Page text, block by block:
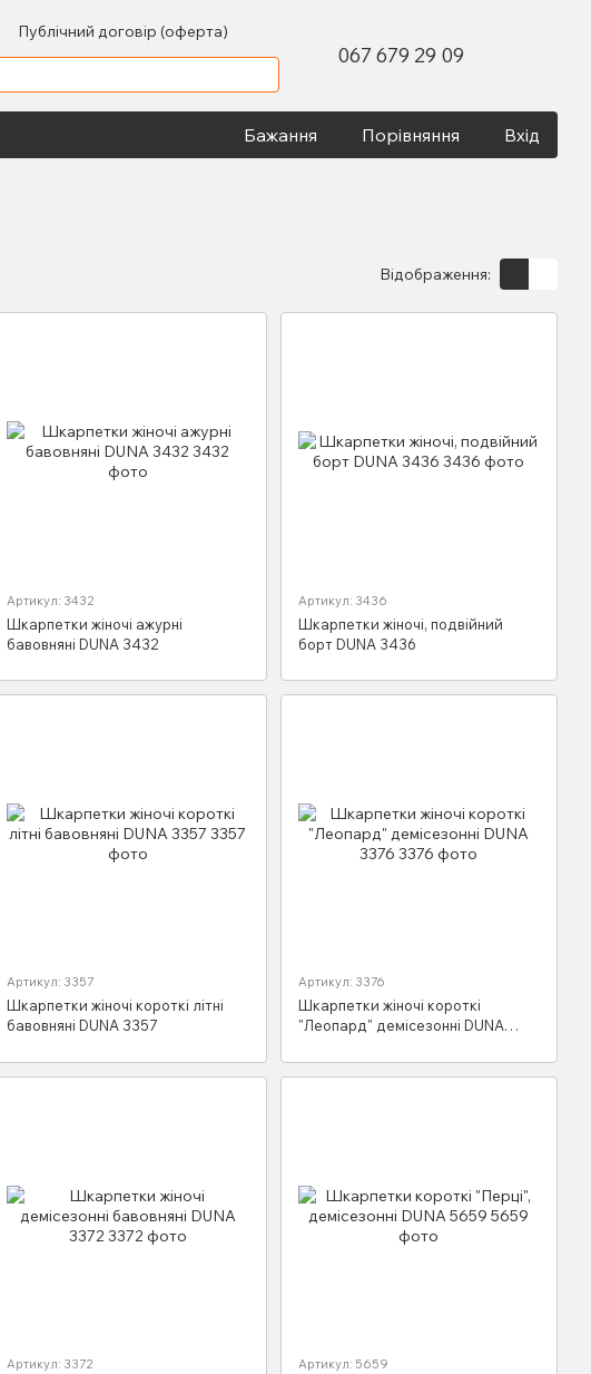
Публічний договір (оферта)
067 679 29 09
Бажання Порівняння Вхід
Відображення:
Артикул: 3432
Шкарпетки жіночі ажурні
бавовняні DUNA 3432
Артикул: 3436
Шкарпетки жіночі, подвійний
борт DUNA 3436
Артикул: 3357
Шкарпетки жіночі короткі літні
бавовняні DUNA 3357
Артикул: 3376
Шкарпетки жіночі короткі
"Леопард" демісезонні DUNA
Артикул: 3372 Артикул: 5659